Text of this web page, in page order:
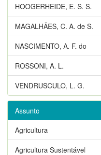
HOOGERHEIDE, E. S. S.
MAGALHÃES, C. A. de S.
NASCIMENTO, A. F. do
ROSSONI, A. L.
VENDRUSCULO, L. G.
Assunto
Agricultura
Agricultura Sustentável